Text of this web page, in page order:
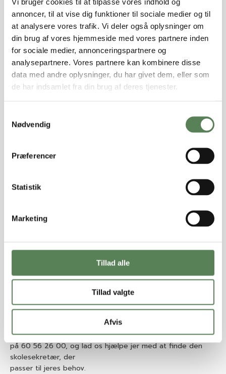
annoncer, til at vise dig funktioner til sociale medier og til
at analysere vores trafik. Vi deler også oplysninger om
din brug af vores hjemmeside med vores partnere inden
for sociale medier, annonceringspartnere og
analysepartnere. Vores partnere kan kombinere disse
data med andre oplysninger, du har givet dem, eller som
de har indsamlet fra din brug af deres tjenester.
Nødvendig
Præferencer
Statistik
Marketing
Tillad alle
Tillad valgte
Afvis
skolesekretærermed stor erfaring fra private skoler, der
kan træde til med dags varsel.
-Midlertidig løsning:Skolesekretæren.dk kan tilbyde
skolesekretærer, der er klar til at løse opgaven
midlertidigt, måske fordi en skolesekretær er syg, på
barsel, eller I står i en overgang mellem en tidligere og en
ny sekretær.
-Permanent outsourcing af den økonomiske del af
administration:
(Løn, skolepenge, bogføring, refusioner, budget og
udfordringer til private skoler
opretholde en velfungerende dagligdag og fokusere på
blandt elever, forældre og medarbejdere. Har skolen ikke
en skolesekretær til at varetage en række administrative
opgaver, kan det få alvorlige konsekvenser for skolens drift.
Vil I forebygge dette indtil I finder den rette person til
stillingen, kan en erfaren midlertidig skolesekretær være
løsningen, så skolen i den mellemliggende periode er sikret
en effektiv og problemfri administration. Kontakt os i dag
på 60 56 26 00, og lad os hjælpe jer med at finde den
skolesekretær, der
passer til jeres behov.